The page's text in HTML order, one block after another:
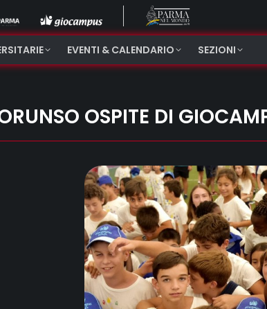
EVENTI & CALENDARIO SEZIONI
OSPITE DI